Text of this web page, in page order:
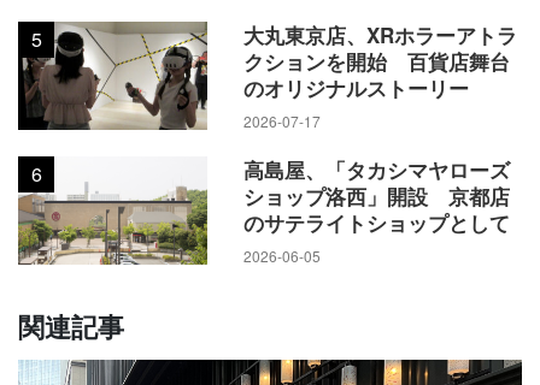
5
大丸東京店、XRホラーアトラ
クションを開始 百貨店舞台
のオリジナルストーリー
2026-07-17
6
高島屋、「タカシマヤローズ
ショップ洛西」開設 京都店
のサテライトショップとして
2026-06-05
関連記事